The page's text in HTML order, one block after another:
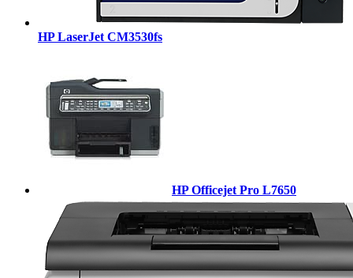
HP LaserJet CM3530fs
HP Officejet Pro L7650